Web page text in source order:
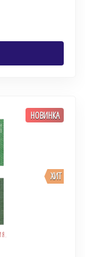
ХИТ
НОВИНКА